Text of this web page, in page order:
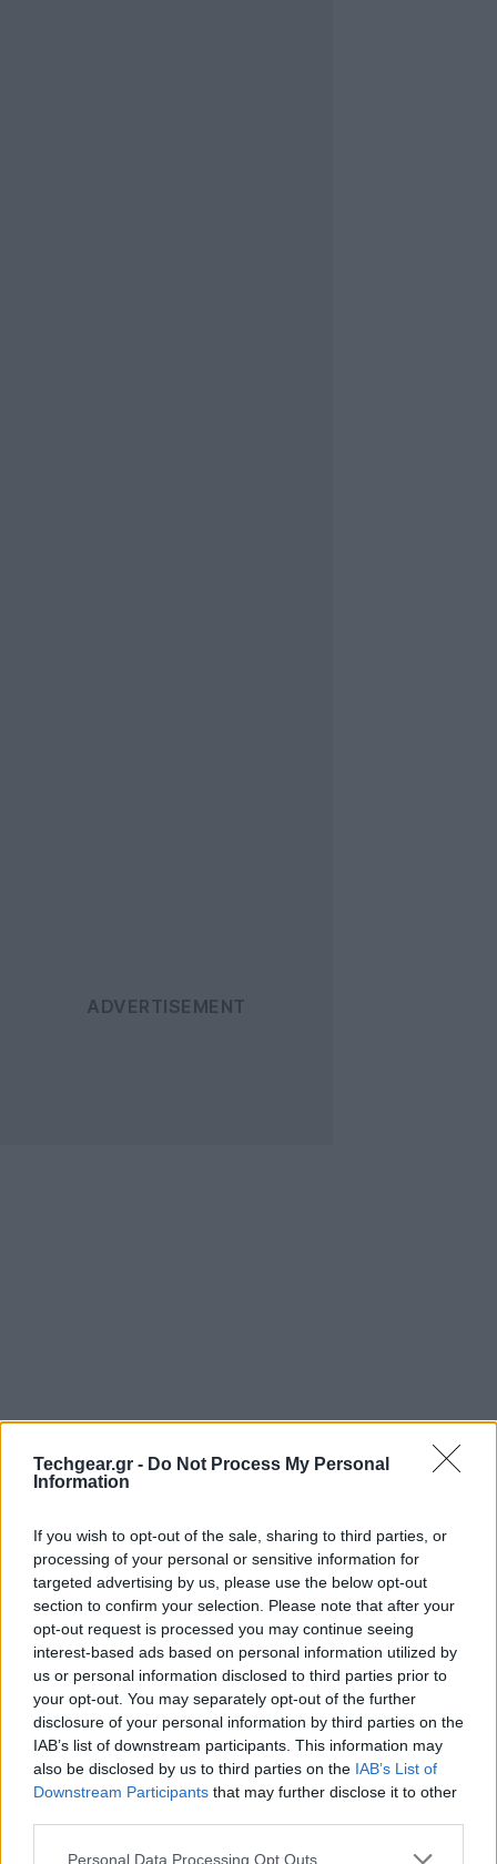
Techgear.gr - Do Not Process My Personal
Information
If you wish to opt-out of the sale, sharing to third parties, or
processing of your personal or sensitive information for
targeted advertising by us, please use the below opt-out
section to confirm your selection. Please note that after your
opt-out request is processed you may continue seeing
interest-based ads based on personal information utilized by
us or personal information disclosed to third parties prior to
your opt-out. You may separately opt-out of the further
disclosure of your personal information by third parties on the
IAB’s list of downstream participants. This information may
also be disclosed by us to third parties on the IAB’s List of
Downstream Participants that may further disclose it to other
Please note that this website/app uses one or more Google
Personal Data Processing Opt Outs
Μετά τη μηχανή αναζήτησηςGiphyπου έκανε
πρόσφατα την εμφάνιση της αποκλειστικά για την
αναζήτηση εικόνων GIF, η Google αποφάσισε να
προσθέσει με τη σειρά της αντίστοιχο φίλτρο στη
δημοφιλή μηχανή αναζήτησής της για την εύρεση
animated εικόνων.